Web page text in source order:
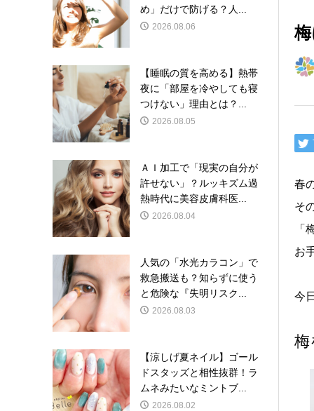
春
そ
「
お
今
梅
め」だけで防げる？人...
2026.08.06
【睡眠の質を高める】熱帯
夜に「部屋を冷やしても寝
つけない」理由とは？...
2026.08.05
ＡＩ加工で「現実の自分が
許せない」？ルッキズム過
熱時代に美容皮膚科医...
2026.08.04
人気の「水光カラコン」で
救急搬送も？知らずに使う
と危険な『失明リスク...
2026.08.03
【涼しげ夏ネイル】ゴール
ドスタッズと相性抜群！ラ
ムネみたいなミントブ...
2026.08.02